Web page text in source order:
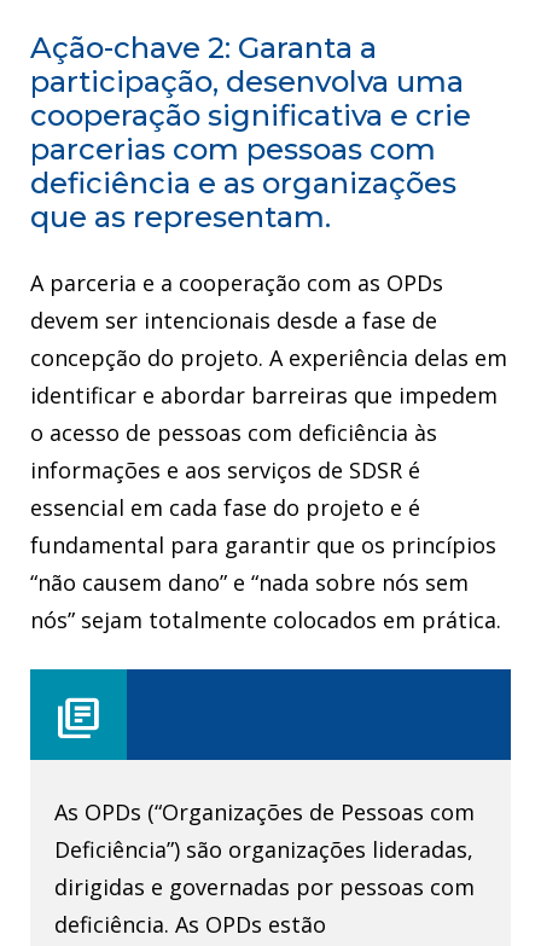
Ação-chave 2: Garanta a
participação, desenvolva uma
cooperação significativa e crie
parcerias com pessoas com
deficiência e as organizações
que as representam.
A parceria e a cooperação com as OPDs
devem ser intencionais desde a fase de
concepção do projeto. A experiência delas em
identificar e abordar barreiras que impedem
o acesso de pessoas com deficiência às
informações e aos serviços de SDSR é
essencial em cada fase do projeto e é
fundamental para garantir que os princípios
“não causem dano” e “nada sobre nós sem
nós” sejam totalmente colocados em prática.
library_books
As OPDs (“Organizações de Pessoas com
Deficiência”) são organizações lideradas,
dirigidas e governadas por pessoas com
deficiência. As OPDs estão